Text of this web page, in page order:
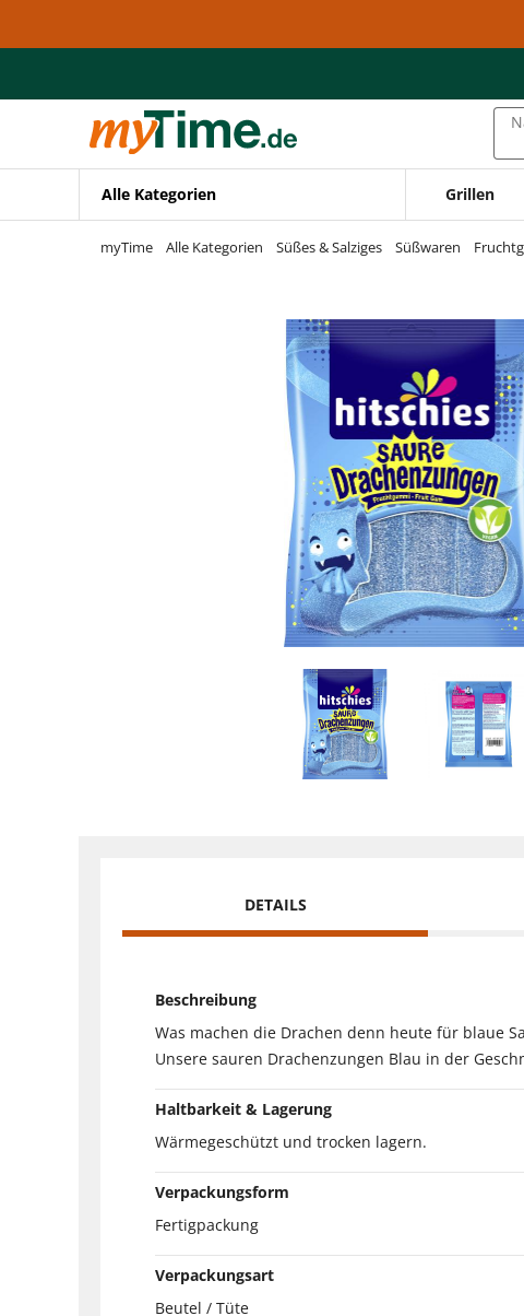
Zur Navigation springen
Alle Kategorien Grillen
myTime Alle Kategorien Süßes & Salziges Süßwaren
DETAILS
Beschreibung
Was machen die Drachen denn heute für blaue
Unsere sauren Drachenzungen Blau in der
Haltbarkeit & Lagerung
Wärmegeschützt und trocken lagern.
Verpackungsform
Fertigpackung
Verpackungsart
Beutel / Tüte